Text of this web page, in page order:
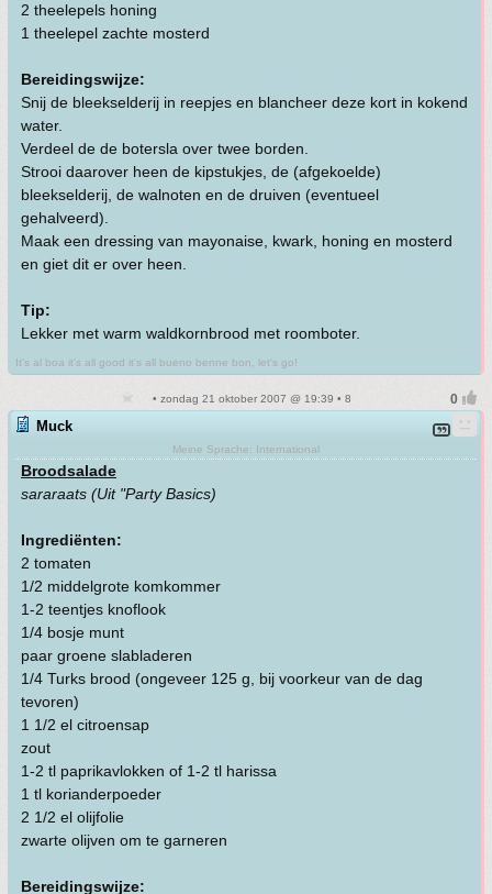
2 theelepels honing
1 theelepel zachte mosterd
Bereidingswijze:
Snij de bleekselderij in reepjes en blancheer deze kort in kokend
water.
Verdeel de de botersla over twee borden.
Strooi daarover heen de kipstukjes, de (afgekoelde)
bleekselderij, de walnoten en de druiven (eventueel
gehalveerd).
Maak een dressing van mayonaise, kwark, honing en mosterd
en giet dit er over heen.
Tip:
Lekker met warm waldkornbrood met roomboter.
It's al boa it's all good it's all bueno benne bon, let's go!
• zondag 21 oktober 2007 @ 19:39 • 8
Muck
Meine Sprache: International
Broodsalade
sararaats (Uit "Party Basics)
Ingrediënten:
2 tomaten
1/2 middelgrote komkommer
1-2 teentjes knoflook
1/4 bosje munt
paar groene slabladeren
1/4 Turks brood (ongeveer 125 g, bij voorkeur van de dag
tevoren)
1 1/2 el citroensap
zout
1-2 tl paprikavlokken of 1-2 tl harissa
1 tl korianderpoeder
2 1/2 el olijfolie
zwarte olijven om te garneren
Bereidingswijze: